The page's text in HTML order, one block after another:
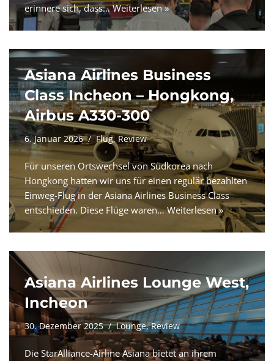
erinnere sich, dass…Weiterlesen »
Asiana Airlines Business
Class Incheon – Hongkong,
Airbus A330-300
6. Januar 2026 Flug, Review
Für unseren Ortswechsel von Südkorea nach
Hongkong hatten wir uns für einen regulär bezahlten
Einweg-Flug in der Asiana Airlines Business Class
entschieden. Diese Flüge waren…Weiterlesen »
Asiana Airlines Lounge West,
Incheon
30. Dezember 2025 Lounge,Review
Die StarAlliance-Airline Asiana bietet an ihrem